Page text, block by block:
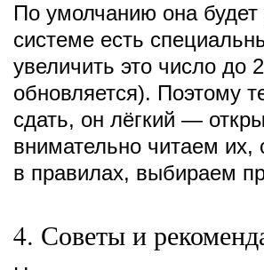
По умолчанию она
системе есть
увеличить это число
обновляется). Поэтому
сдать, он лёгкий —
внимательно читаем
в правилах, выбираем
4. Советы и